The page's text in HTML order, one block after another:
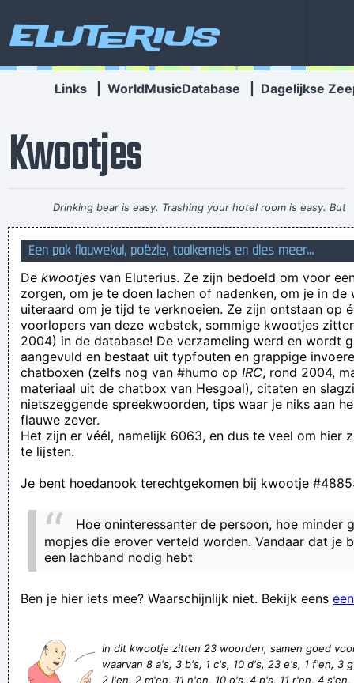
Eluterius
Links WorldMusicDatabase Dagelijkse
Kwootjes
Drinking bear is easy. Trashing your hotel room is easy. But
being a Christian, that´s a tough call. That´s rebellion.~ Alice
Cooper
Thomas pikte 120 seconden inpikte van zijn concurrenten,
I have soiled myself. How embarrassing.
Denk aan het milieu. Ruk je op deze mail niet onnodig af.
het is hier altijd donker, ik weet niet waar dat aan licht
FREE is FREE SHIT is SHIT DAMN!
Iemand een duwtje van de brug geven
ik keek met open mond naar de grond waar mijn hond zonet
nog stond. Hij verzwond terstond?!
(flachsbrechen) gebroochd – gebracht gebryt – gebrütet.
Ik heb liever 'genoeg' geld dan véél, want veel is nooit
de eerste die mij nog beledigt lach ik vierkant uit
Bon Jeavie: 'SHUFFLE MY KNOB, AND YOU'RE TO BLAME,
Een pak flauwekul, poëzie, taalkemels en dies meer...
De kwootjes van Eluterius. Ze zijn bedoeld om voor
zorgen, om je te doen lachen of nadenken, om je in de
uiteraard om je tijd te verknoeien. Ze zijn ontstaan op
voorlopers van deze webstek, sommige kwootjes
2004) in de database! De verzameling werd en wordt
aangevuld en bestaat uit typfouten en grappige
chatboxen (zelfs nog van #humo op IRC, rond 2004,
materiaal uit de chatbox van Hesgoal), citaten en
nietszeggende spreekwoorden, tips waar je niks aan
flauwe zever.
Het zijn er véél, namelijk 6063, en dus te veel om hier
te lijsten.
Je bent hoedanook terechtgekomen bij kwootje
Hoe oninteressanter de persoon, hoe minder
mopjes die erover verteld worden. Vandaar dat je
een lachband nodig hebt
Ben je hier iets mee? Waarschijnlijk niet. Bekijk eens
In dit kwootje zitten 23 woorden, samen goed
waarvan 8 a's, 3 b's, 1 c's, 10 d's, 23 e's, 1 f'en, 3
2 l'en, 2 m'en, 11 n'en, 10 o's, 4 p's, 11 r'en, 4